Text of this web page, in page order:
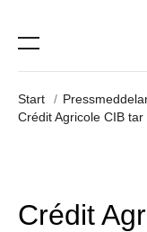
Start
Crédit Agricole CIB
Crédit